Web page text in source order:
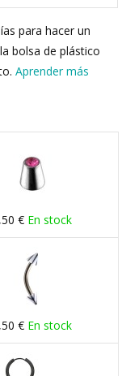
para hacer un
bolsa de plástico
Aprender más
€ En stock
€ En stock